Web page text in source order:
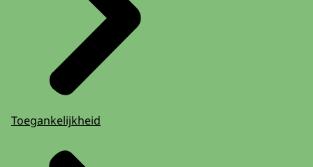
Toegankelijkheid